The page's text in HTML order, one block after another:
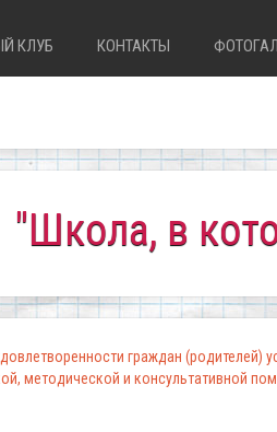
КЛУБ КОНТАКТЫ
в которой
граждан (родителей)
методической и консультативной